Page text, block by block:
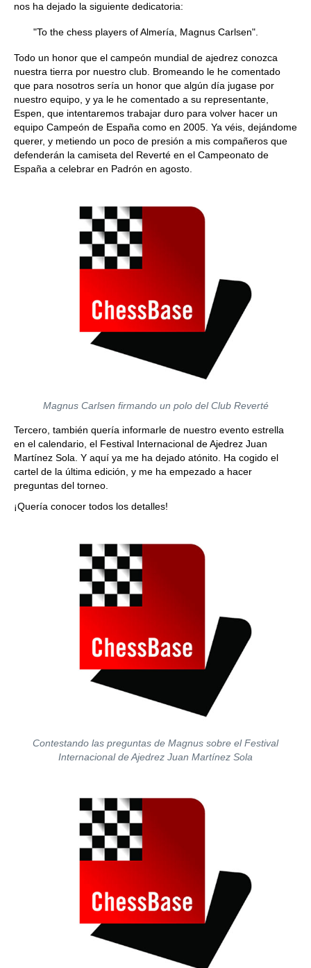
nos ha dejado la siguiente dedicatoria:
"To the chess players of Almería, Magnus Carlsen".
Todo un honor que el campeón mundial de ajedrez conozca
nuestra tierra por nuestro club. Bromeando le he comentado
que para nosotros sería un honor que algún día jugase por
nuestro equipo, y ya le he comentado a su representante,
Espen, que intentaremos trabajar duro para volver hacer un
equipo Campeón de España como en 2005. Ya véis, dejándome
querer, y metiendo un poco de presión a mis compañeros que
defenderán la camiseta del Reverté en el Campeonato de
España a celebrar en Padrón en agosto.
Magnus Carlsen firmando un polo del Club Reverté
Tercero, también quería informarle de nuestro evento estrella
en el calendario, el Festival Internacional de Ajedrez Juan
Martínez Sola. Y aquí ya me ha dejado atónito. Ha cogido el
cartel de la última edición, y me ha empezado a hacer
preguntas del torneo.
¡Quería conocer todos los detalles!
Contestando las preguntas de Magnus sobre el Festival
Internacional de Ajedrez Juan Martínez Sola